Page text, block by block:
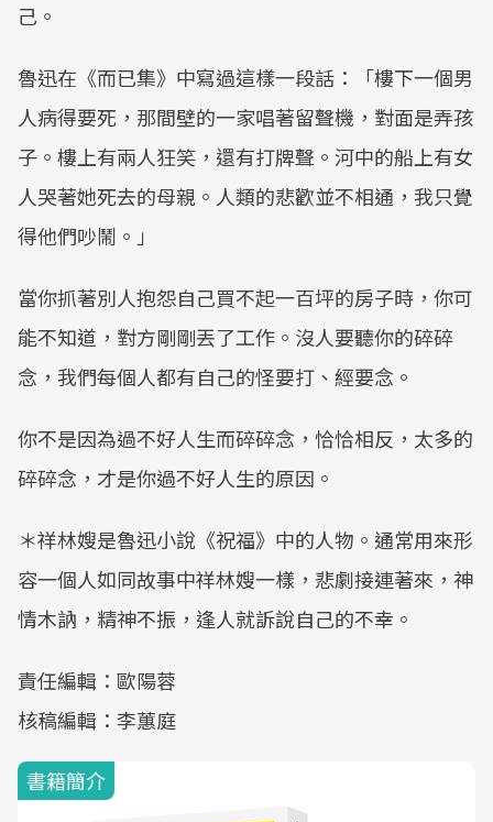
己。
魯迅在《而已集》中寫過這樣一段話：「樓下一個男
人病得要死，那間壁的一家唱著留聲機，對面是弄孩
子。樓上有兩人狂笑，還有打牌聲。河中的船上有女
人哭著她死去的母親。人類的悲歡並不相通，我只覺
得他們吵鬧。」
當你抓著別人抱怨自己買不起一百坪的房子時，你可
能不知道，對方剛剛丟了工作。沒人要聽你的碎碎
念，我們每個人都有自己的怪要打、經要念。
你不是因為過不好人生而碎碎念，恰恰相反，太多的
碎碎念，才是你過不好人生的原因。
＊祥林嫂是魯迅小說《祝福》中的人物。通常用來形
容一個人如同故事中祥林嫂一樣，悲劇接連著來，神
情木訥，精神不振，逢人就訴說自己的不幸。
責任編輯：歐陽蓉
核稿編輯：李蕙庭
書籍簡介